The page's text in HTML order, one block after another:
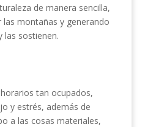
de manera sencilla,
montañas y generando
las sostienen.
tan ocupados,
y estrés, además de
a las cosas materiales,